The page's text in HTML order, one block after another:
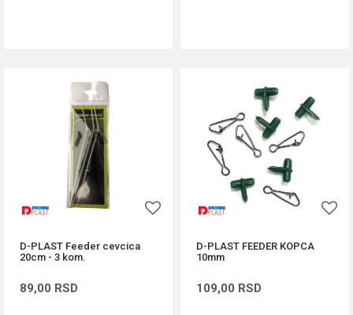
D-PLAST Feeder cevcica
20cm - 3 kom.
89,00 RSD
D-PLAST FEEDER KOPCA
10mm
109,00 RSD